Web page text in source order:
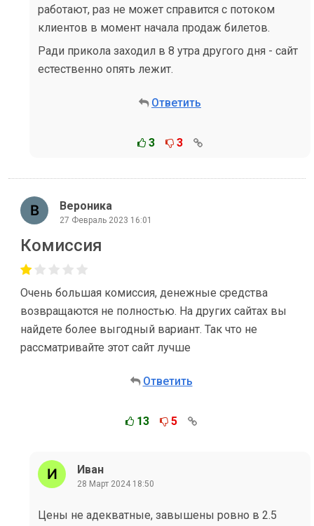
работают, раз не может справится с потоком
клиентов в момент начала продаж билетов.
Ради прикола заходил в 8 утра другого дня - сайт
естественно опять лежит.
Ответить
3 3
Вероника
27 Февраль 2023 16:01
Комиссия
Очень большая комиссия, денежные средства
возвращаются не полностью. На других сайтах вы
найдете более выгодный вариант. Так что не
рассматривайте этот сайт лучше
Ответить
13 5
Иван
28 Март 2024 18:50
Цены не адекватные, завышены ровно в 2.5